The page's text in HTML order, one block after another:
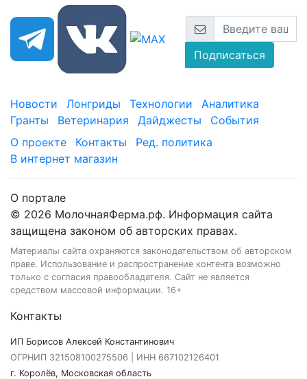
Подписаться
Новости Лонгриды Технологии
Аналитика
Гранты
Ветеринария Дайджесты
События
О проекте
Контакты
Ред. политика
В интернет магазин
О портале
© 2026 МолочнаяФерма.рф. Информация сайта
защищена законом об авторских правах.
Материалы сайта охраняются законодательством об авторском
праве. Использование и распространение контента возможно
только с согласия правообладателя. Сайт не является
средством массовой информации. 16+
Контакты
ИП Борисов Алексей Константинович
ОГРНИП 321508100275506 | ИНН 667102126401
г. Королёв, Московская область